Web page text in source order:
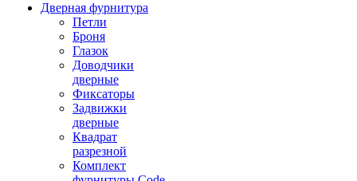
Дверная фурнитура
Петли
Броня
Глазок
Доводчики
дверные
Фиксаторы
Задвижки
дверные
Квадрат
разрезной
Комплект